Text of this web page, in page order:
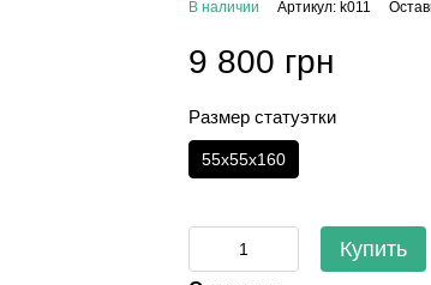
В наличии Артикул: k011
9 800 грн
Размер статуэтки
55х55х160
Купить